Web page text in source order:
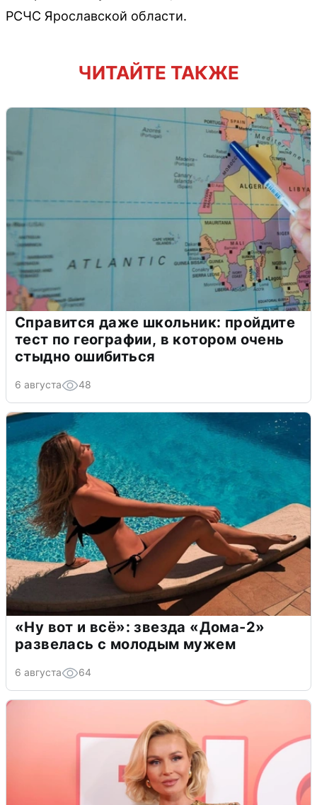
РСЧС Ярославской области.
ЧИТАЙТЕ ТАКЖЕ
Справится даже школьник: пройдите
тест по географии, в котором очень
стыдно ошибиться
6 августа 48
«Ну вот и всё»: звезда «Дома-2»
развелась с молодым мужем
6 августа 64